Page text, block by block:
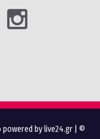
powered by live24.gr | ©